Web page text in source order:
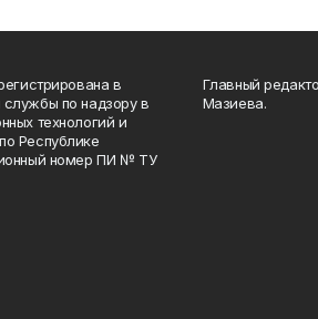
в
по надзору в
технологий и
Республике
номер ПИ № ТУ
Главный
Мазиева.